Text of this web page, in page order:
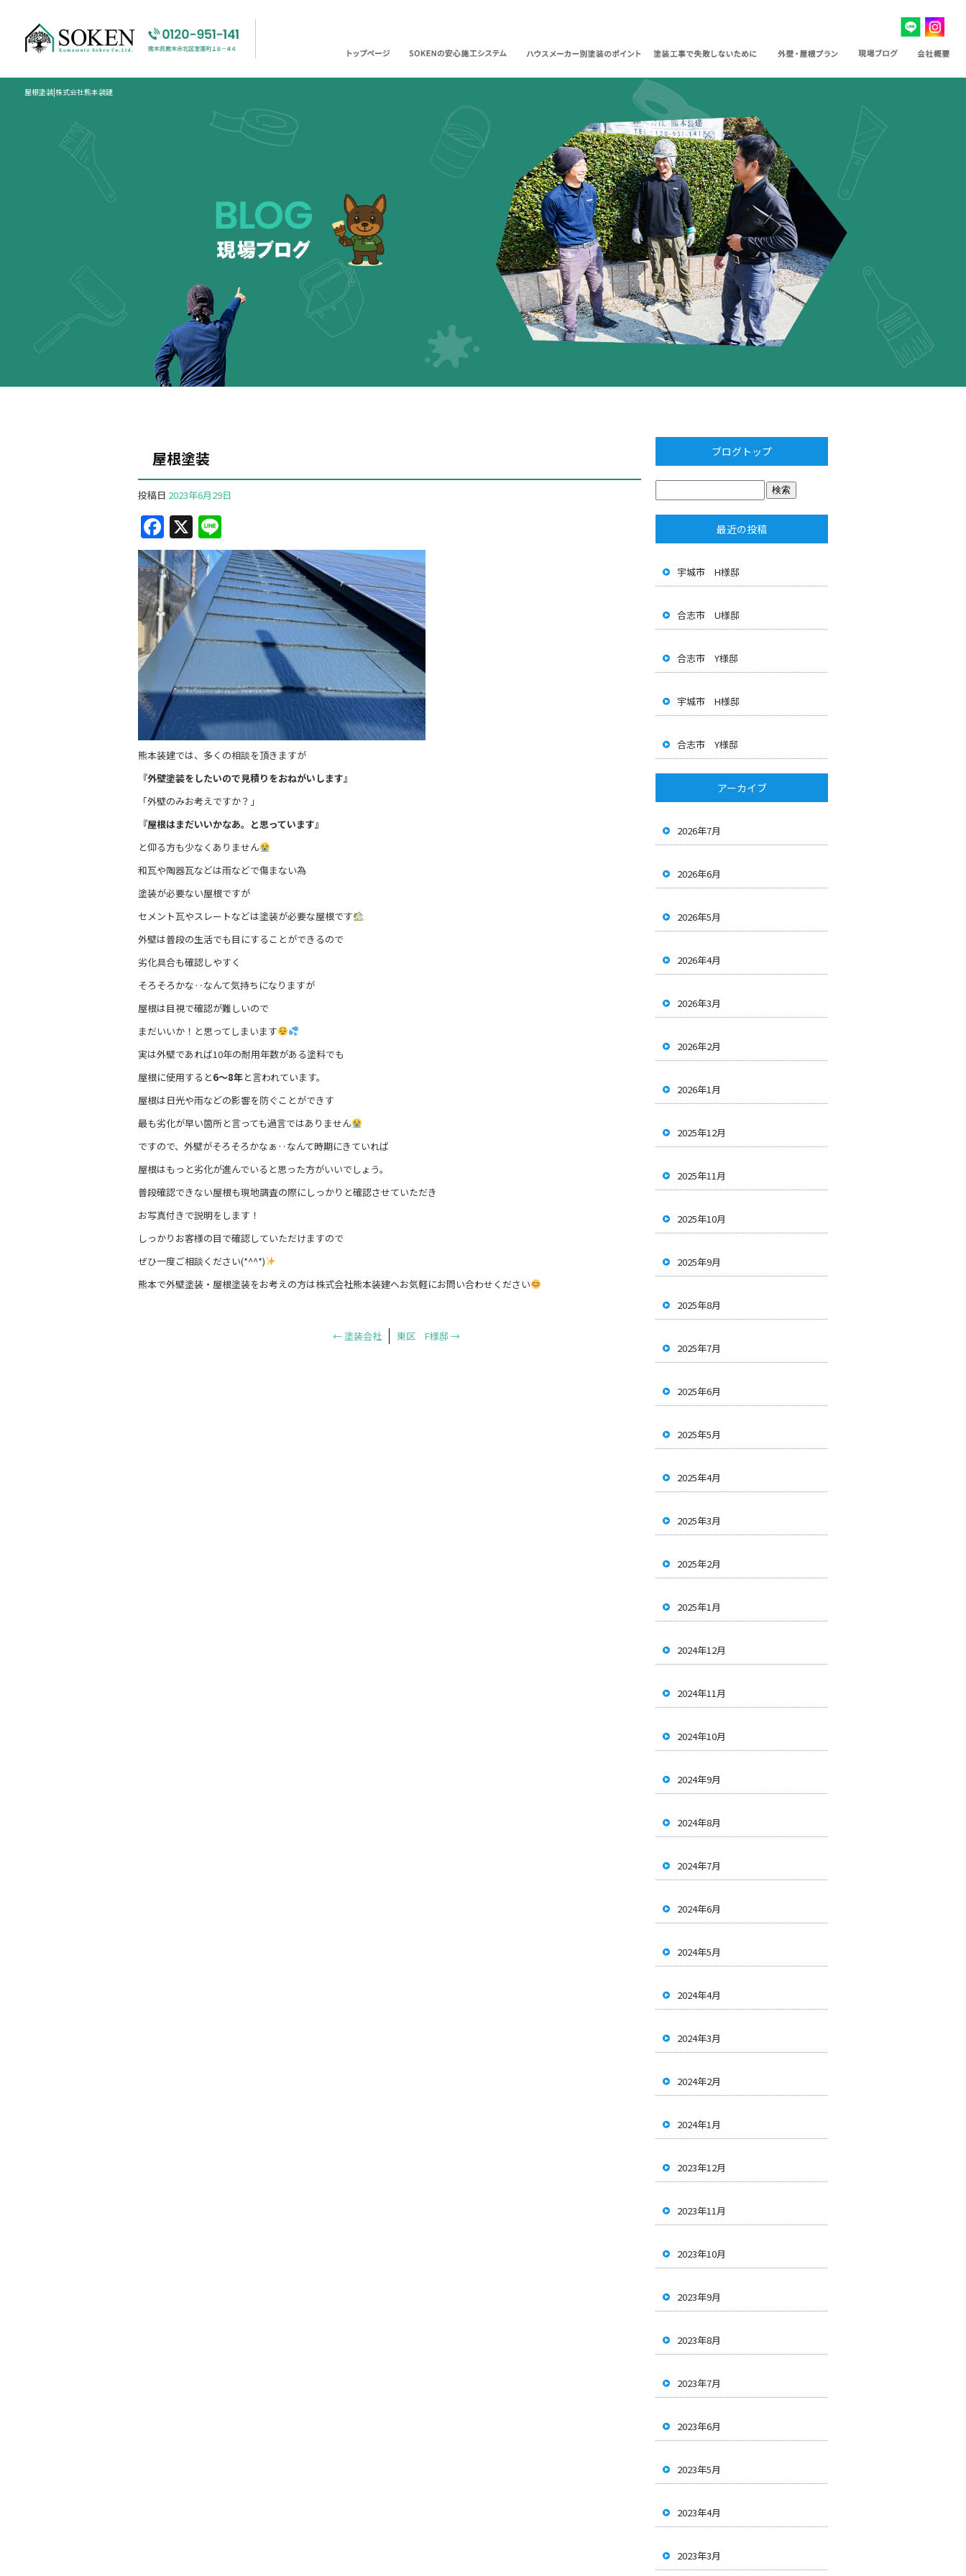
屋根塗装|株式会社熊本装建
屋根塗装
投稿日 2023年6月29日
F
a
c
e
b
o
k
X
n
e
熊本装建では、多くの相談を頂きますが
『外壁塗装をしたいので見積りをおねがいします』
「外壁のみお考えですか？」
『屋根はまだいいかなあ。と思っています』
と仰る方も少なくありません
和瓦や陶器瓦などは雨などで傷まない為
塗装が必要ない屋根ですが
セメント瓦やスレートなどは塗装が必要な屋根です
外壁は普段の生活でも目にすることができるので
劣化具合も確認しやすく
そろそろかな‥なんて気持ちになりますが
屋根は目視で確認が難しいので
まだいいか！と思ってしまいます
実は外壁であれば10年の耐用年数がある塗料でも
屋根に使用すると6〜8年と言われています。
屋根は日光や雨などの影響を防ぐことができす
最も劣化が早い箇所と言っても過言ではありません
ですので、外壁がそろそろかなぁ‥なんて時期にきていれば
屋根はもっと劣化が進んでいると思った方がいいでしょう。
普段確認できない屋根も現地調査の際にしっかりと確認させていただき
お写真付きで説明をします！
しっかりお客様の目で確認していただけますので
ぜひ一度ご相談ください(*^^*)
熊本で外壁塗装・屋根塗装をお考えの方は株式会社熊本装建へお気軽にお問い合わせください
←塗装会社 東区 F様邸 →
ブログトップ
最近の投稿
宇城市 H様邸
合志市 U様邸
合志市 Y様邸
宇城市 H様邸
合志市 Y様邸
アーカイブ
2026年7月
2026年6月
2026年5月
2026年4月
2026年3月
2026年2月
2026年1月
2025年12月
2025年11月
2025年10月
2025年9月
2025年8月
2025年7月
2025年6月
2025年5月
2025年4月
2025年3月
2025年2月
2025年1月
2024年12月
2024年11月
2024年10月
2024年9月
2024年8月
2024年7月
2024年6月
2024年5月
2024年4月
2024年3月
2024年2月
2024年1月
2023年12月
2023年11月
2023年10月
2023年9月
2023年8月
2023年7月
2023年6月
2023年5月
2023年4月
2023年3月